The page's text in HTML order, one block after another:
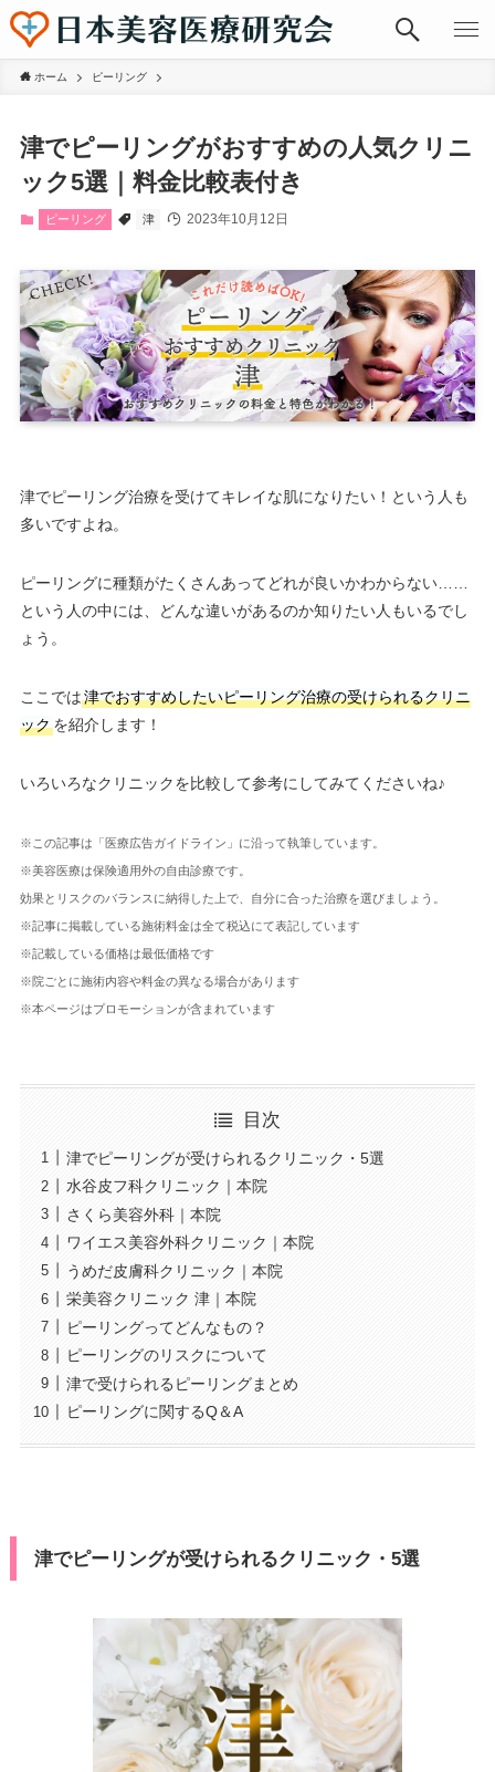
ホーム ピーリング
津でピーリングがおすすめの人気クリニ
ック5選｜料金比較表付き
ピーリング 津 2023年10月12日
津でピーリング治療を受けてキレイな肌になりたい！という人も
多いですよね。
ピーリングに種類がたくさんあってどれが良いかわからない……
という人の中には、どんな違いがあるのか知りたい人もいるでし
ょう。
ここでは津でおすすめしたいピーリング治療の受けられるクリニ
ックを紹介します！
いろいろなクリニックを比較して参考にしてみてくださいね♪
※この記事は「医療広告ガイドライン」に沿って執筆しています。
※美容医療は保険適用外の自由診療です。
効果とリスクのバランスに納得した上で、自分に合った治療を選びましょう。
※記事に掲載している施術料金は全て税込にて表記しています
※記載している価格は最低価格です
※院ごとに施術内容や料金の異なる場合があります
※本ページはプロモーションが含まれています
目次
津でピーリングが受けられるクリニック・5選
水谷皮フ科クリニック｜本院
さくら美容外科｜本院
ワイエス美容外科クリニック｜本院
うめだ皮膚科クリニック｜本院
栄美容クリニック 津｜本院
ピーリングってどんなもの？
ピーリングのリスクについて
津で受けられるピーリングまとめ
ピーリングに関するQ＆A
津でピーリングが受けられるクリニック・5選